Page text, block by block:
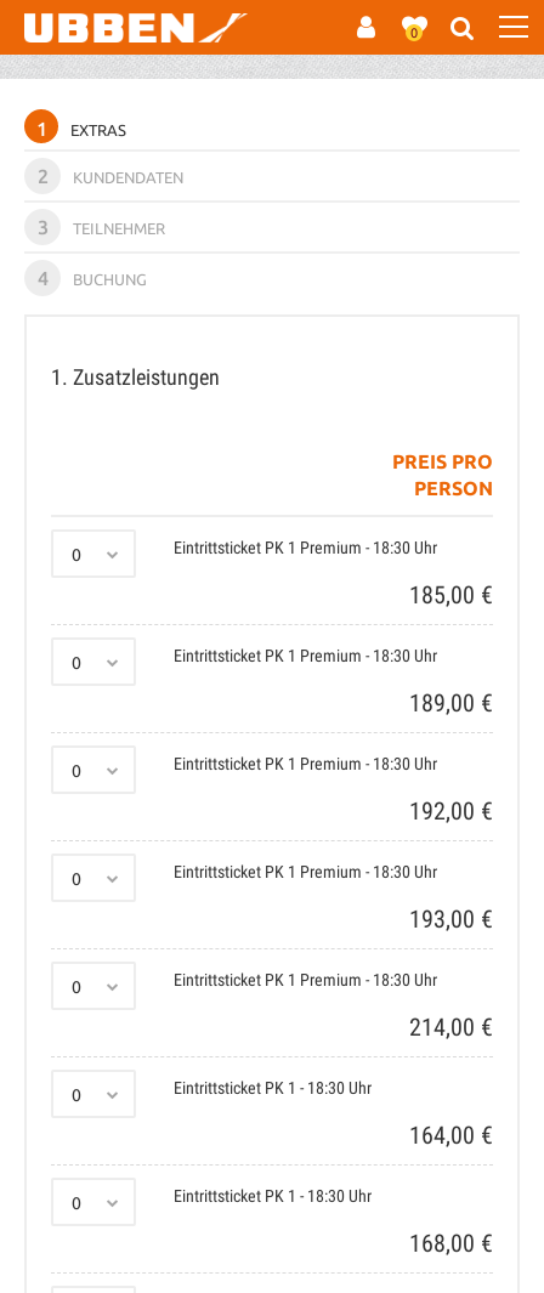
0
1 EXTRAS
2 KUNDENDATEN
3 TEILNEHMER
4 BUCHUNG
1. Zusatzleistungen
PREIS PRO
PERSON
Eintrittsticket PK 1 Premium - 18:30 Uhr
185,00 €
Eintrittsticket PK 1 Premium - 18:30 Uhr
189,00 €
Eintrittsticket PK 1 Premium - 18:30 Uhr
192,00 €
Eintrittsticket PK 1 Premium - 18:30 Uhr
193,00 €
Eintrittsticket PK 1 Premium - 18:30 Uhr
214,00 €
Eintrittsticket PK 1 - 18:30 Uhr
164,00 €
Eintrittsticket PK 1 - 18:30 Uhr
168,00 €